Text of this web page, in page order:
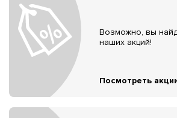
Возможно, вы
наших акций!
Посмотреть